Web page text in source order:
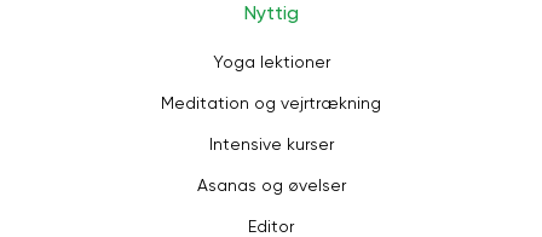
Nyttig
Yoga lektioner
Meditation og vejrtrækning
Intensive kurser
Asanas og øvelser
Editor